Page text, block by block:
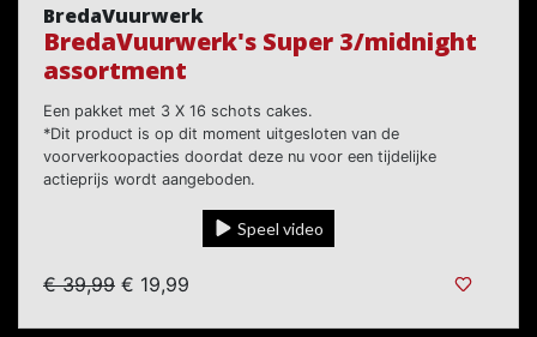
BredaVuurwerk
BredaVuurwerk's Super 3/midnight
assortment
Een pakket met 3 X 16 schots cakes.
*Dit product is op dit moment uitgesloten van de
voorverkoopacties doordat deze nu voor een tijdelijke
actieprijs wordt aangeboden.
Speel video
€ 39,99 € 19,99